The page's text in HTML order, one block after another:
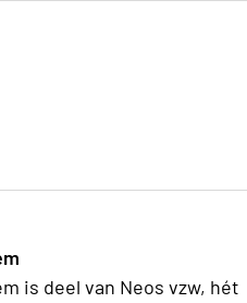
is deel van Neos vzw, hét